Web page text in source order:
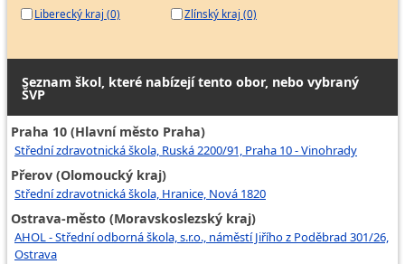
Liberecký kraj (0)
Zlínský kraj (0)
Seznam škol, které nabízejí tento obor, nebo vybraný
ŠVP
Praha 10 (Hlavní město Praha)
Střední zdravotnická škola, Ruská 2200/91, Praha 10 - Vinohrady
Přerov (Olomoucký kraj)
Střední zdravotnická škola, Hranice, Nová 1820
Ostrava-město (Moravskoslezský kraj)
AHOL - Střední odborná škola, s.r.o., náměstí Jiřího z Poděbrad 301/26,
Ostrava